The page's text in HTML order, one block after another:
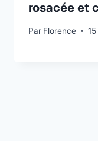
rosacée et
Par Florence